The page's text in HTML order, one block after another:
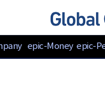
epic-Money epic-